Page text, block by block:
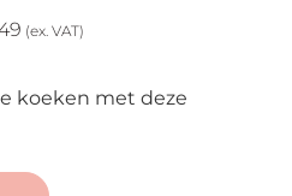
(ex. VAT)
koeken met deze